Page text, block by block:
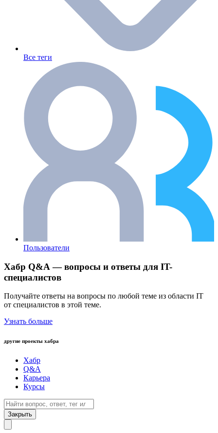
Все теги
Пользователи
Хабр Q&A — вопросы и ответы для IT-
специалистов
Получайте ответы на вопросы по любой теме из области IT
от специалистов в этой теме.
Узнать больше
другие проекты хабра
Хабр
Q&A
Карьера
Курсы
Закрыть